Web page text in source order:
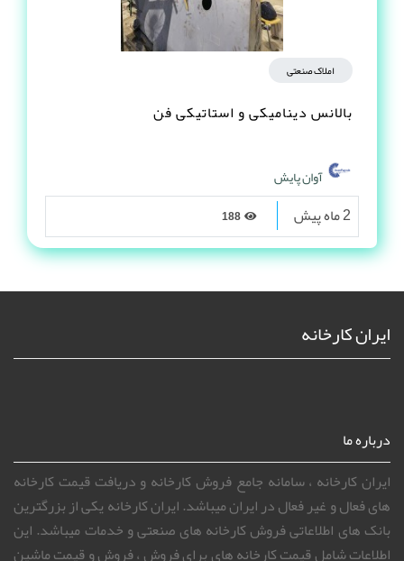
املاک صنعتی
بالانس دینامیکی و استاتیکی فن
آوان پایش
2 ماه پیش
ایران کارخانه
درباره ما